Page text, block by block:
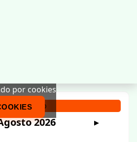
por cookies
Calendario
2026 ▶